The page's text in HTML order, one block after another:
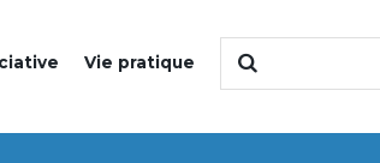
Vie pratique